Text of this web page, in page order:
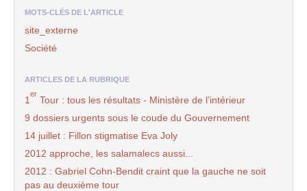
MOTS-CLÉS DE L'ARTICLE
site_externe
Société
ARTICLES DE LA RUBRIQUE
1
er
Tour : tous les résultats - Ministère de l’intérieur
9 dossiers urgents sous le coude du Gouvernement
14 juillet : Fillon stigmatise Eva Joly
2012 approche, les salamalecs aussi...
2012 : Gabriel Cohn-Bendit craint que la gauche ne soit
pas au deuxième tour